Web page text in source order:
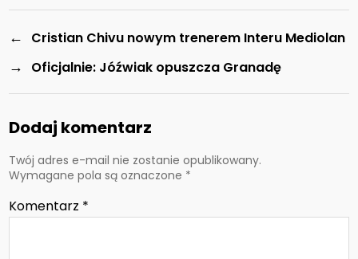
← Cristian Chivu nowym trenerem Interu Mediolan
→ Oficjalnie: Jóźwiak opuszcza Granadę
Dodaj komentarz
Twój adres e-mail nie zostanie opublikowany.
Wymagane pola są oznaczone *
Komentarz *